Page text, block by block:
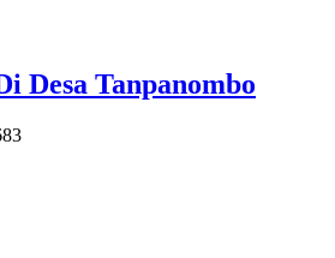
Desa Tanpanombo